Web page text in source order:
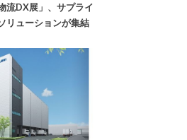
流DX展」、サプライ
リューションが集結